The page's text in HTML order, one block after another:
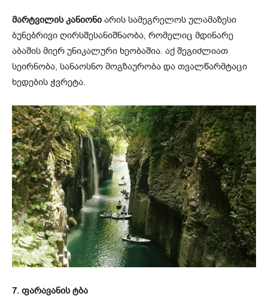
მარტვილის კანიონი არის სამეგრელოს ულამაზესი
ბუნებრივი ღირსშესანიშნაობა, რომელიც მდინარე
აბაშის მიერ უნიკალური ხეობაშია. აქ შეგიძლიათ
სეირნობა, სანაოსნო მოგზაურობა და თვალწარმტაცი
ხედების ჭვრეტა.
7. ფარავანის ტბა